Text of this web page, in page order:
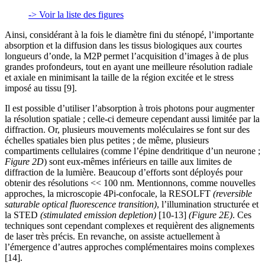
-> Voir la liste des figures
Ainsi, considérant à la fois le diamètre fini du sténopé, l’importante
absorption et la diffusion dans les tissus biologiques aux courtes
longueurs d’onde, la M2P permet l’acquisition d’images à de plus
grandes profondeurs, tout en ayant une meilleure résolution radiale
et axiale en minimisant la taille de la région excitée et le stress
imposé au tissu [9].
Il est possible d’utiliser l’absorption à trois photons pour augmenter
la résolution spatiale ; celle-ci demeure cependant aussi limitée par la
diffraction. Or, plusieurs mouvements moléculaires se font sur des
échelles spatiales bien plus petites ; de même, plusieurs
compartiments cellulaires (comme l’épine dendritique d’un neurone ;
Figure 2D) sont eux-mêmes inférieurs en taille aux limites de
diffraction de la lumière. Beaucoup d’efforts sont déployés pour
obtenir des résolutions << 100 nm. Mentionnons, comme nouvelles
approches, la microscopie 4Pi-confocale, la RESOLFT (reversible
saturable optical fluorescence transition), l’illumination structurée et
la STED (stimulated emission depletion) [10-13] (Figure 2E). Ces
techniques sont cependant complexes et requièrent des alignements
de laser très précis. En revanche, on assiste actuellement à
l’émergence d’autres approches complémentaires moins complexes
[14].